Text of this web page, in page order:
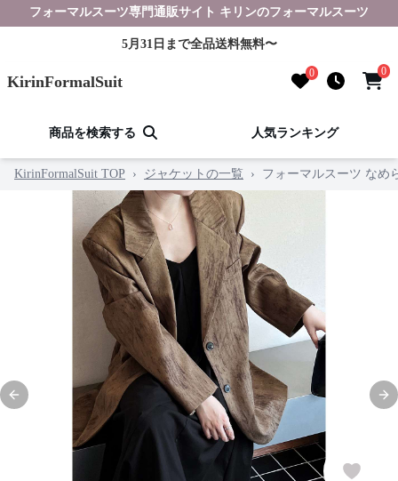
フォーマルスーツ専門通販サイト キリンのフォーマルスーツ
5月31日まで全品送料無料〜
KirinFormalSuit 0 0
商品を検索する 人気ランキング
KirinFormalSuit TOP › ジャケットの一覧 › フォーマルスーツ なめ
Previous slide